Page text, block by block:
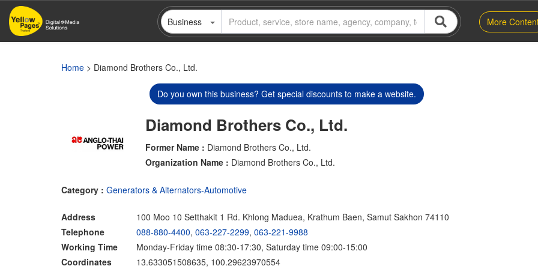
Skip
main
Business More
Home > Diamond Brothers Co., Ltd.
Do you own this business? Get special discounts to make a website.
Diamond Brothers Co., Ltd.
Former Name : Diamond Brothers Co., Ltd.
Organization Name : Diamond Brothers Co., Ltd.
Category : Generators & Alternators-Automotive
Address
100 Moo 10 Setthakit 1 Rd. Khlong Maduea, Krathum Baen, Samut Sakhon 74110
Telephone
088-880-4400, 063-227-2299, 063-221-9988
Working Time
Monday-Friday time 08:30-17:30, Saturday time 09:00-15:00
Coordinates
13.633051508635, 100.29623970554